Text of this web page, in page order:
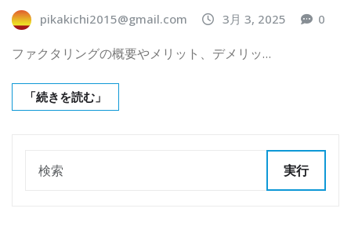
pikakichi2015@gmail.com 3月 3, 2025 0
ファクタリングの概要やメリット、デメリッ…
「続きを読む」
実行